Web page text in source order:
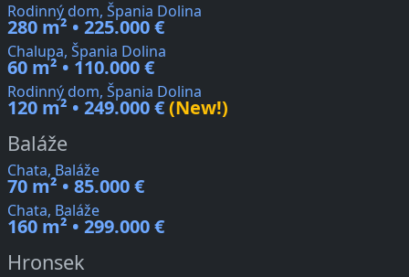
Rodinný dom, Špania Dolina
280 m² • 225.000 €
Chalupa, Špania Dolina
60 m² • 110.000 €
Rodinný dom, Špania Dolina
120 m² • 249.000 €(New!)
Baláže
Chata, Baláže
70 m² • 85.000 €
Chata, Baláže
160 m² • 299.000 €
Hronsek